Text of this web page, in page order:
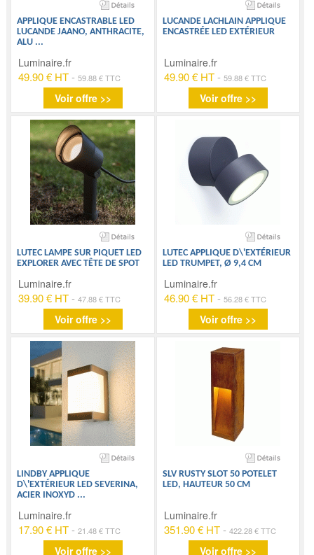
APPLIQUE ENCASTRABLE LED
LUCANDE JAANO, ANTHRACITE,
ALU ...
Luminaire.fr
49.90 € HT -59.88 € TTC
Voir offre >>
LUCANDE LACHLAIN APPLIQUE
ENCASTRÉE LED EXTÉRIEUR
Luminaire.fr
49.90 € HT- 59.88 € TTC
Voir offre >>
LUTEC LAMPE SUR PIQUET LED
EXPLORER AVEC TÊTE DE SPOT
Luminaire.fr
39.90 € HT -47.88 € TTC
Voir offre >>
LUTEC APPLIQUE D\'EXTÉRIEUR
LED TRUMPET, Ø 9,4 CM
Luminaire.fr
46.90 € HT- 56.28 € TTC
Voir offre >>
LINDBY APPLIQUE
D\'EXTÉRIEUR LED SEVERINA,
ACIER INOXYD ...
Luminaire.fr
17.90 € HT -21.48 € TTC
Voir offre >>
SLV RUSTY SLOT 50 POTELET
LED, HAUTEUR 50 CM
Luminaire.fr
351.90 € HT- 422.28 € TTC
Voir offre >>